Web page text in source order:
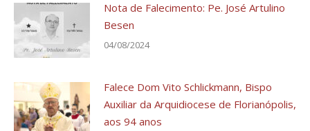
Nota de Falecimento: Pe. José Artulino
Besen
04/08/2024
Falece Dom Vito Schlickmann, Bispo
Auxiliar da Arquidiocese de Florianópolis,
aos 94 anos